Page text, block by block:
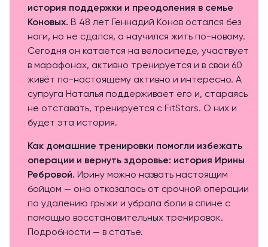
история поддержки и преодоления в семье
Коновых. В 48 лет Геннадий Конов остался без
ноги, но не сдался, а научился жить по-новому.
Сегодня он катается на велосипеде, участвует
в марафонах, активно тренируется и в свои 60
живёт по-настоящему активно и интересно. А
супруга Наталья поддерживает его и, стараясь
не отставать, тренируется с FitStars. О них и
будет эта история.
Как домашние тренировки помогли избежать
операции и вернуть здоровье: история Ирины
Ребровой. Ирину можно назвать настоящим
бойцом — она отказалась от срочной операции
по удалению грыжи и убрала боли в спине с
помощью восстановительных тренировок.
Подробности — в статье.